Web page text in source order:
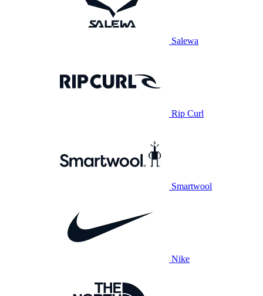
Salewa
Rip Curl
Smartwool
Nike